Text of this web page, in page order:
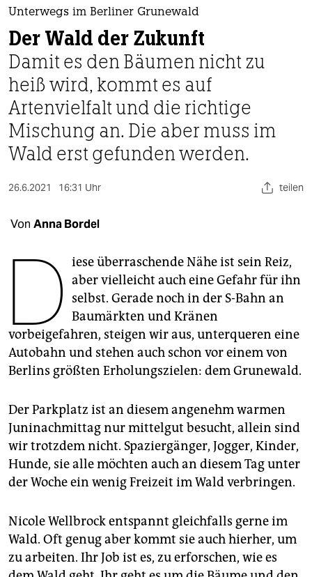
nord
wahrheit
verlag
verlag
veranstaltungen
unterstützen
abo
genossenschaft
epaper login
Unterwegs im Berliner Grunewald
Der Wald der Zukunft
Damit es den Bäumen nicht zu
heiß wird, kommt es auf
Artenvielfalt und die richtige
Mischung an. Die aber muss im
Wald erst gefunden werden.
26.6.2021 16:31 Uhr teilen
Von Anna Bordel
D iese überraschende Nähe ist sein Reiz,
aber vielleicht auch eine Gefahr für ihn
selbst. Gerade noch in der S-Bahn an
Baumärkten und Kränen
vorbeigefahren, steigen wir aus, unterqueren eine
Autobahn und stehen auch schon vor einem von
Berlins größten Erholungszielen: dem Grunewald.
Der Parkplatz ist an diesem angenehm warmen
Juninachmittag nur mittelgut besucht, allein sind
wir trotzdem nicht. Spaziergänger, Jogger, Kinder,
Hunde, sie alle möchten auch an diesem Tag unter
der Woche ein wenig Freizeit im Wald verbringen.
Nicole Wellbrock entspannt gleichfalls gerne im
Wald. Oft genug aber kommt sie auch hierher, um
zu arbeiten. Ihr Job ist es, zu erforschen, wie es